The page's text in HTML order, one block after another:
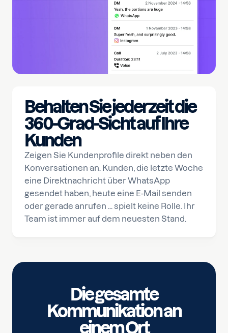
Behalten Sie jederzeit die
360-Grad-Sicht auf Ihre
Kunden
Zeigen Sie Kundenprofile direkt neben den
Konversationen an. Kunden, die letzte Woche
eine Direktnachricht über WhatsApp
gesendet haben, heute eine E-Mail senden
oder gerade anrufen ... spielt keine Rolle. Ihr
Team ist immer auf dem neuesten Stand.
Die gesamte
Kommunikation an
einem Ort